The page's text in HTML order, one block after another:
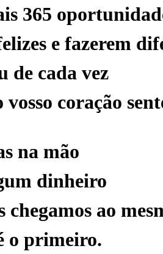
365
e fazerem
de cada vez
coração
na mão
dinheiro
ao
o primeiro.